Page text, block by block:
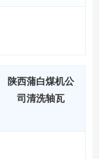
陕西蒲白煤机公
司清洗轴瓦